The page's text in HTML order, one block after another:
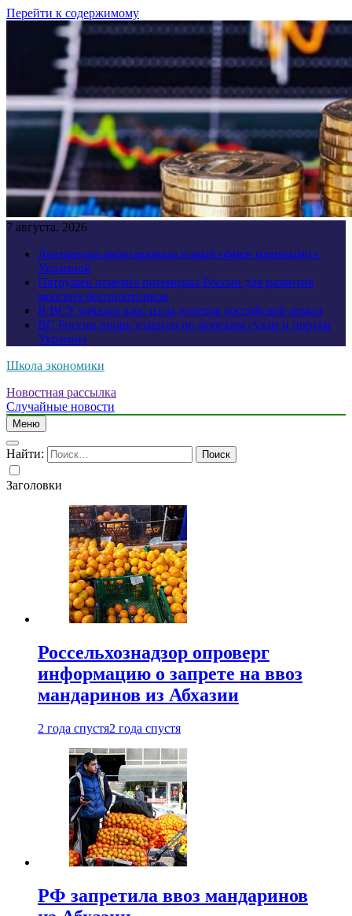
Перейти к содержимому
7 августа, 2026
Лантратова анонсировала новый обмен пленными с
Украиной
Патрушев отметил потенциал России для развития
морских беспилотников
В ВСУ начался хаос из-за успехов российской армии
ВС России вновь ударили по морским судам и портам
Украины
Школа экономики
Новостная рассылка
Случайные новости
Меню
Найти:
Заголовки
Россельхознадзор опроверг
информацию о запрете на ввоз
мандаринов из Абхазии
2 года спустя2 года спустя
РФ запретила ввоз мандаринов